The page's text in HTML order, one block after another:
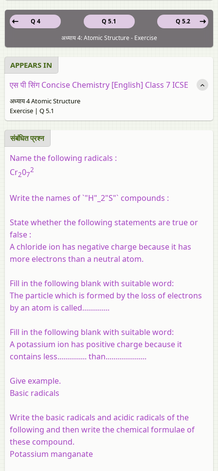
Q 5.1
Q 4
Q 5.2
अध्याय 4: Atomic Structure - Exercise
APPEARS IN
एस पी सिंग Concise Chemistry [English] Class 7 ICSE
अध्याय 4 Atomic Structure
Exercise | Q 5.1
संबंधित प्रश्न
Name the following radicals :
Cr207
2
Write the names of `"H"_2"S"` compounds :
State whether the following statements are true or
false :
A chloride ion has negative charge because it has
more electrons than a neutral atom.
Fill in the following blank with suitable word:
The particle which is formed by the loss of electrons
by an atom is called..............
Fill in the following blank with suitable word:
A potassium ion has positive charge because it
contains less............... than.....................
Give example.
Basic radicals
Write the basic radicals and acidic radicals of the
following and then write the chemical formulae of
these compound.
Potassium manganate